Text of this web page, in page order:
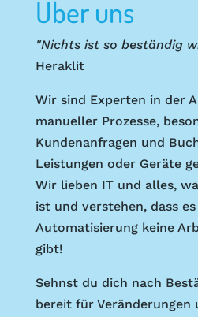
Über uns
"Nichts ist so beständig
Heraklit
Wir sind Experten in der
manueller Prozesse,
Kundenanfragen und
Leistungen oder Geräte
Wir lieben IT und alles,
ist und verstehen, dass
Automatisierung keine
gibt!
Sehnst du dich nach
bereit für Veränderungen